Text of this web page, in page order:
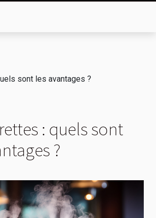
sont les avantages ?
: quels sont
?